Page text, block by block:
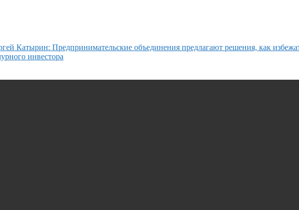
Катырин: Предпринимательские объединения предлагают решения, как
инвестора